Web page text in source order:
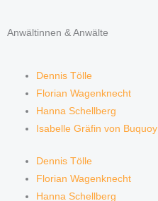
Anwältinnen & Anwälte
Dennis Tölle
Florian Wagenknecht
Hanna Schellberg
Isabelle Gräfin von Buquoy
Dennis Tölle
Florian Wagenknecht
Hanna Schellberg